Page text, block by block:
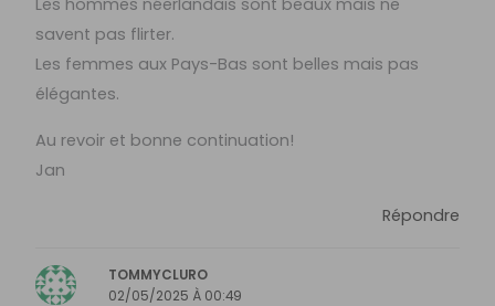
Les hommes néerlandais sont beaux mais ne
savent pas flirter.
Les femmes aux Pays-Bas sont belles mais pas
élégantes.
Au revoir et bonne continuation!
Jan
Répondre
TOMMYCLURO
02/05/2025 À 00:49